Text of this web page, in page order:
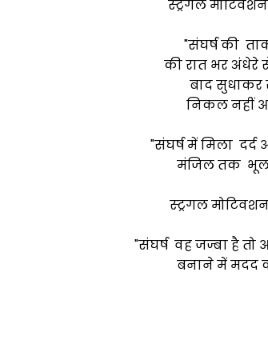
स्ट्रगल
"संघर्ष की
की रात भर
बाद
निकल नहीं
"संघर्ष में मिला
मंजिल तक
स्ट्रगल
"संघर्ष वह जज्बा है तो
बनाने में मदद